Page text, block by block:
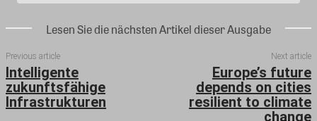
Lesen Sie die nächsten Artikel dieser Ausgabe
Previous article
Intelligente
zukunftsfähige
Infrastrukturen
Next article
Europe’s future
depends on cities
resilient to climate
change